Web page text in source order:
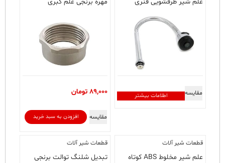
اطلاعات بیشتر مقایسه 89,000 تومان
افزودن به سبد خرید مقایسه
قطعات شیر آلات
علم شیر مخلوط ABS کوتاه
قطعات شیر آلات
تبدیل شلنگ توالت برنجی